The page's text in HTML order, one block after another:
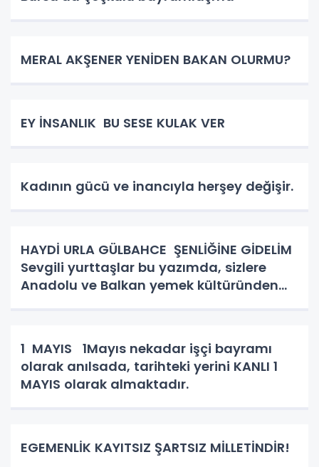
MERAL AKŞENER YENİDEN BAKAN OLURMU?
EY İNSANLIK BU SESE KULAK VER
Kadının gücü ve inancıyla herşey değişir.
HAYDİ URLA GÜLBAHCE ŞENLİĞİNE GİDELİM
Sevgili yurttaşlar bu yazımda, sizlere
Anadolu ve Balkan yemek kültüründen
1 MAYIS 1Mayıs nekadar işçi bayramı
olarak anılsada, tarihteki yerini KANLI 1
MAYIS olarak almaktadır.
EGEMENLİK KAYITSIZ ŞARTSIZ MİLLETİNDİR!